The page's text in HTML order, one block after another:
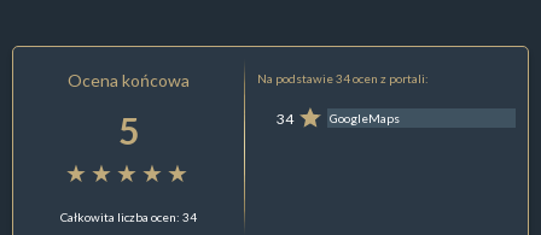
Ocena końcowa
5
Całkowita liczba ocen: 34
Na podstawie 34 ocen z portali:
34 GoogleMaps